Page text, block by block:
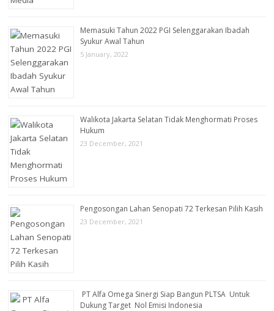
Memasuki Tahun 2022 PGI Selenggarakan Ibadah
Syukur Awal Tahun
5 January, 2022
Walikota Jakarta Selatan Tidak Menghormati Proses
Hukum
23 December, 2021
Pengosongan Lahan Senopati 72 Terkesan Pilih Kasih
23 December, 2021
PT Alfa Omega Sinergi Siap Bangun PLTSA Untuk
Dukung Target Nol Emisi Indonesia